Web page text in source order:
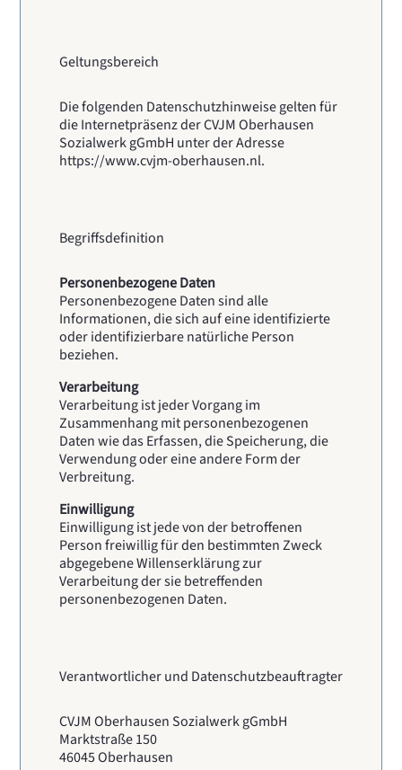
Geltungsbereich
Die folgenden Datenschutzhinweise gelten für
die Internetpräsenz der CVJM Oberhausen
Sozialwerk gGmbH unter der Adresse
https://www.cvjm-oberhausen.nl.
Begriffsdefinition
Personenbezogene Daten
Personenbezogene Daten sind alle
Informationen, die sich auf eine identifizierte
oder identifizierbare natürliche Person
beziehen.
Verarbeitung
Verarbeitung ist jeder Vorgang im
Zusammenhang mit personenbezogenen
Daten wie das Erfassen, die Speicherung, die
Verwendung oder eine andere Form der
Verbreitung.
Einwilligung
Einwilligung ist jede von der betroffenen
Person freiwillig für den bestimmten Zweck
abgegebene Willenserklärung zur
Verarbeitung der sie betreffenden
personenbezogenen Daten.
Verantwortlicher und Datenschutzbeauftragter
CVJM Oberhausen Sozialwerk gGmbH
Marktstraße 150
46045 Oberhausen